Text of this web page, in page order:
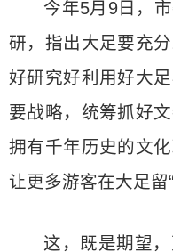
今年5月9日，
研，指出大足要充
好研究好利用好大
要战略，统筹抓好
拥有千年历史的文
让更多游客在大足留“
这，既是期望